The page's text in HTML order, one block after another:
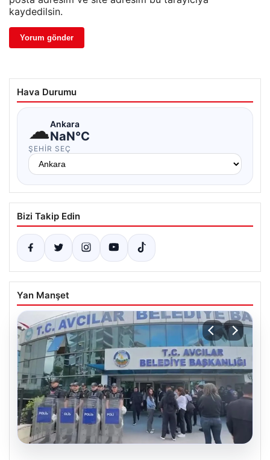
kaydedilsin.
Hava Durumu
☁Ankara
NaN°C
ŞEHIR SEÇ
Bizi Takip Edin
Yan Manşet